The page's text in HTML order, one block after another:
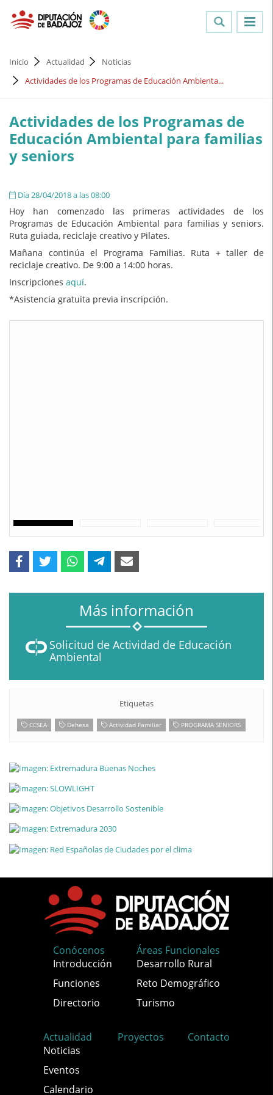
Inicio Actualidad
Noticias
Actividades de los Programas de Educación Ambienta...
Actividades de los Programas de
Educación Ambiental para familias
y seniors
Día 28/04/2018 a las 08:00
Hoy han comenzado las primeras actividades de los
Programas de Educación Ambiental para familias y seniors.
Ruta guiada, reciclaje creativo y Pilates.
Mañana continúa el Programa Familias. Ruta + taller de
reciclaje creativo. De 9:00 a 14:00 horas.
Inscripciones aquí.
*Asistencia gratuita previa inscripción.
Más información
Solicitud de Actividad de Educación
Ambiental
Etiquetas
CCSEA Dehesa Actividad Familiar PROGRAMA SENIORS
Conócenos
Introducción
Funciones
Directorio
Áreas Funcionales
Desarrollo Rural
Reto Demográfico
Turismo
Actualidad
Noticias
Eventos
Calendario
Proyectos Contacto